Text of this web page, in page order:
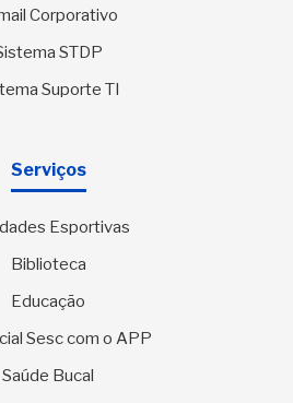
Corporativo
STDP
Suporte TI
Serviços
Esportivas
Biblioteca
Educação
Sesc com o APP
Saúde Bucal